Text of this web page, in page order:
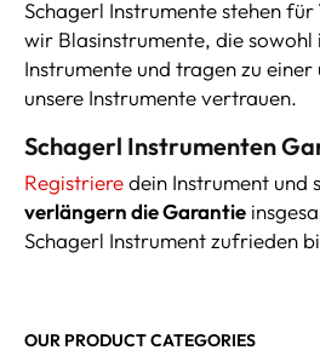
Schagerl Instrumente stehen für
wir Blasinstrumente, die
Instrumente und tragen zu
unsere Instrumente vertrauen.
Schagerl Instrumenten
Registrieredein Instrument und
verlängern die Garantie
Schagerl Instrument zufrieden
OUR PRODUCT CATEGORIES